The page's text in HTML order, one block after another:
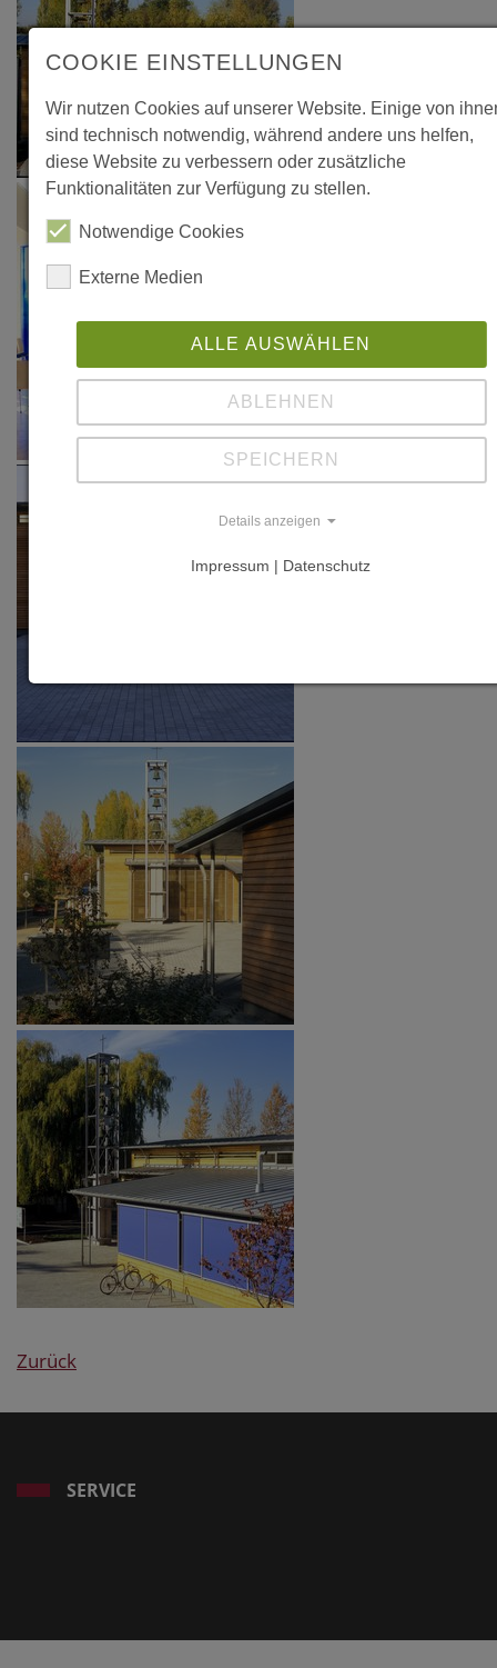
Zurück
SERVICE
COOKIE EINSTELLUNGEN
Wir nutzen Cookies auf unserer Website. Einige von
sind technisch notwendig, während andere uns helfen,
diese Website zu verbessern oder zusätzliche
Funktionalitäten zur Verfügung zu stellen.
Notwendige Cookies
Externe Medien
ALLE AUSWÄHLEN
ABLEHNEN
SPEICHERN
Details anzeigen
Impressum | Datenschutz